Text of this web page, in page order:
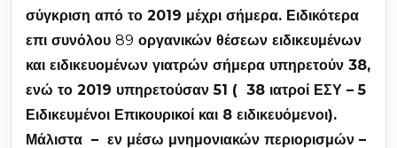
σύγκριση από το 2019 μέχρι σήμερα. Ειδικότερα
επι συνόλου 89 οργανικών θέσεων ειδικευμένων
και ειδικευομένων γιατρών σήμερα υπηρετούν 38,
ενώ το 2019 υπηρετούσαν 51 ( 38 ιατροί ΕΣΥ – 5
Ειδικευμένοι Επικουρικοί και 8 ειδικευόμενοι).
Μάλιστα – εν μέσω μνημονιακών περιορισμών –